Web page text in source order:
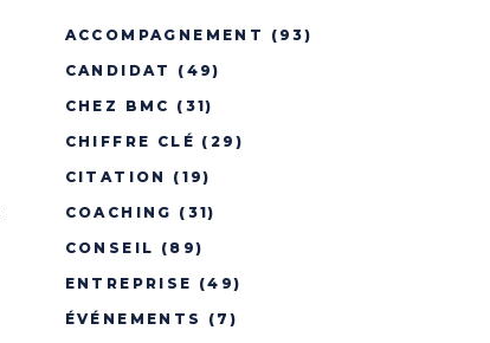
ACCOMPAGNEMENT
(93)
CANDIDAT
(49)
CHEZ BMC (31)
CHIFFRE CLÉ (29)
CITATION
(19)
COACHING (31)
CONSEIL (89)
ENTREPRISE (49)
ÉVÉNEMENTS
(7)